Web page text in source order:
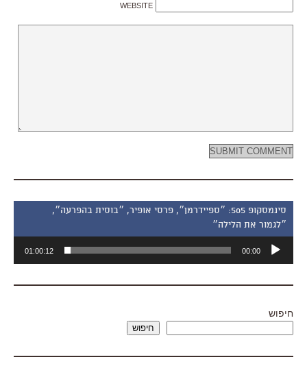
WEBSITE
סינמסקופ 505: ״ספיידרמן״, פרסי אופיר, ״בוסית בהפרעה״,
״לגמור את הלילה״
אודיו
00:00
01:00:12
חיפוש
חיפוש